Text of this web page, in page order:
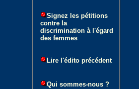
Signez les pétitions
contre la
discrimination à l'égard
des femmes
Lire l'édito précédent
Qui sommes-nous?